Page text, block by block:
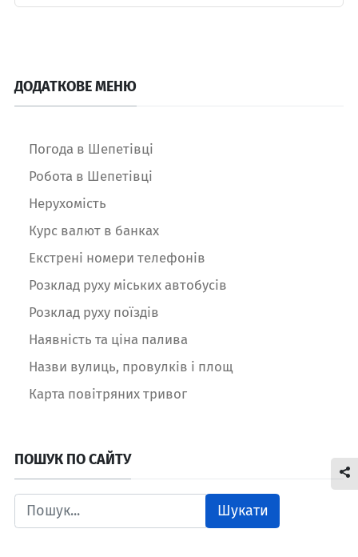
ДОДАТКОВЕ МЕНЮ
Погода в Шепетівці
Робота в Шепетівці
Нерухомість
Курс валют в банках
Екстрені номери телефонів
Розклад руху міських автобусів
Розклад руху поїздів
Наявність та ціна палива
Назви вулиць, провулків і площ
Карта повітряних тривог
ПОШУК ПО САЙТУ
Шукати